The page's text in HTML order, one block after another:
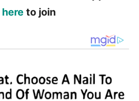
here to join